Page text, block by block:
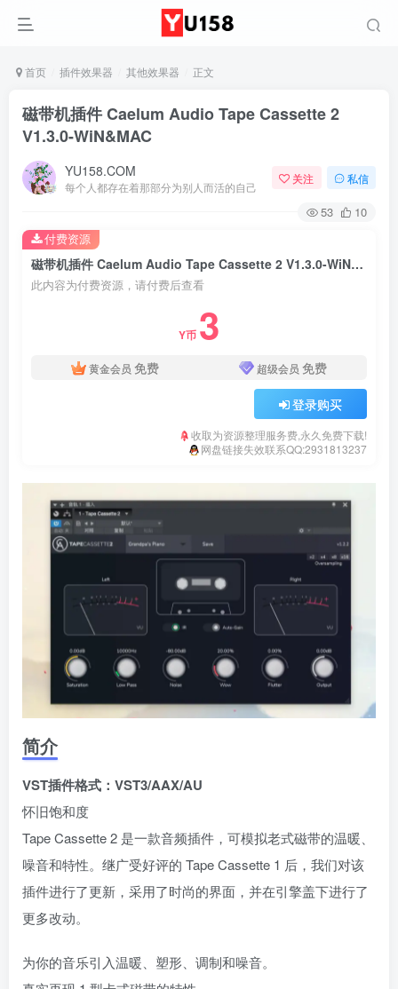
首页 插件效果器 其他效果器 正文
磁带机插件 Caelum Audio Tape Cassette 2
V1.3.0-WiN&MAC
YU158.COM
每个人都存在着那部分为别人而活的自己
关注 私信
53 10
磁带机插件 Caelum Audio Tape Cassette 2 V1.3.0-WiN&MAC
此内容为付费资源，请付费后查看
Y币 3
黄金会员 免费 超级会员 免费
登录购买
收取为资源整理服务费,永久免费下载!
网盘链接失效联系QQ:2931813237
付费资源
简介
VST插件格式：VST3/AAX/AU
怀旧饱和度
Tape Cassette 2 是一款音频插件，可模拟老式磁带的温暖、
噪音和特性。继广受好评的 Tape Cassette 1 后，我们对该
插件进行了更新，采用了时尚的界面，并在引擎盖下进行了
更多改动。
为你的音乐引入温暖、塑形、调制和噪音。